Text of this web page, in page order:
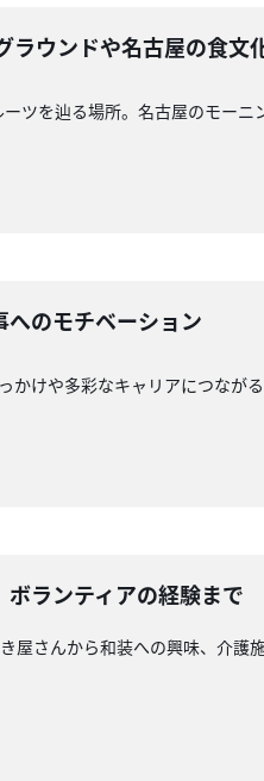
ラウンドや名古屋の食文
を辿る場所。名古屋のモーニ
のモチベーション
けや多彩なキャリアにつなが
ランティアの経験まで
屋さんから和装への興味、介